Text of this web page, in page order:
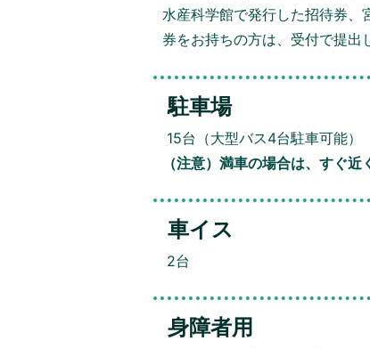
水産科学館で発行した招待券、
券をお持ちの方は、受付で提出
駐車場
15台（大型バス4台駐車可能）
（注意）満車の場合は、すぐ
車イス
2台
身障者用